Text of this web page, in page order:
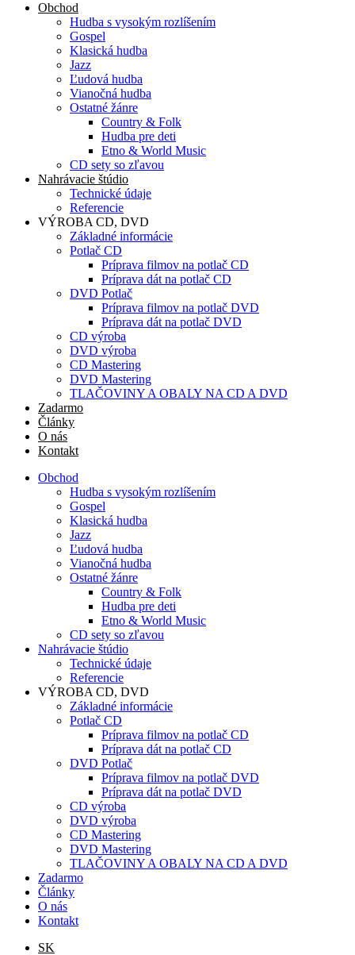
Obchod
Hudba s vysokým rozlíšením
Gospel
Klasická hudba
Jazz
Ľudová hudba
Vianočná hudba
Ostatné žánre
Country & Folk
Hudba pre deti
Etno & World Music
CD sety so zľavou
Nahrávacie štúdio
Technické údaje
Referencie
VÝROBA CD, DVD
Základné informácie
Potlač CD
Príprava filmov na potlač CD
Príprava dát na potlač CD
DVD Potlač
Príprava filmov na potlač DVD
Príprava dát na potlač DVD
CD výroba
DVD výroba
CD Mastering
DVD Mastering
TLAČOVINY A OBALY NA CD A DVD
Zadarmo
Články
O nás
Kontakt
Obchod
Hudba s vysokým rozlíšením
Gospel
Klasická hudba
Jazz
Ľudová hudba
Vianočná hudba
Ostatné žánre
Country & Folk
Hudba pre deti
Etno & World Music
CD sety so zľavou
Nahrávacie štúdio
Technické údaje
Referencie
VÝROBA CD, DVD
Základné informácie
Potlač CD
Príprava filmov na potlač CD
Príprava dát na potlač CD
DVD Potlač
Príprava filmov na potlač DVD
Príprava dát na potlač DVD
CD výroba
DVD výroba
CD Mastering
DVD Mastering
TLAČOVINY A OBALY NA CD A DVD
Zadarmo
Články
O nás
Kontakt
SK